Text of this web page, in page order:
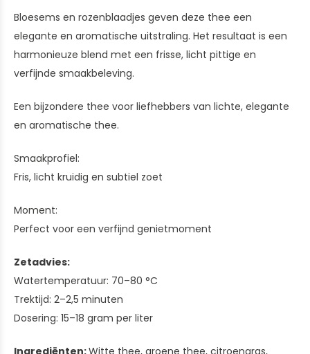
Bloesems en rozenblaadjes geven deze thee een
elegante en aromatische uitstraling. Het resultaat is een
harmonieuze blend met een frisse, licht pittige en
verfijnde smaakbeleving.
Een bijzondere thee voor liefhebbers van lichte, elegante
en aromatische thee.
Smaakprofiel:
Fris, licht kruidig en subtiel zoet
Moment:
Perfect voor een verfijnd genietmoment
Zetadvies:
Watertemperatuur: 70–80 °C
Trektijd: 2–2,5 minuten
Dosering: 15–18 gram per liter
Ingrediënten:Witte thee, groene thee, citroengras,